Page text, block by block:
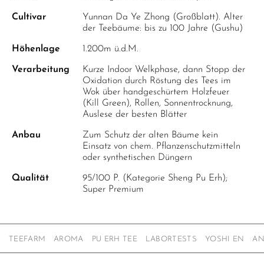
Cultivar
Yunnan Da Ye Zhong (Großblatt). Alter
der Teebäume: bis zu 100 Jahre (Gushu)
Höhenlage 1.200m ü.d.M.
Verarbeitung
Kurze Indoor Welkphase, dann Stopp der
Oxidation durch Röstung des Tees im
Wok über handgeschürtem Holzfeuer
(Kill Green), Rollen, Sonnentrocknung,
Auslese der besten Blätter
Anbau
Zum Schutz der alten Bäume kein
Einsatz von chem. Pflanzenschutzmitteln
oder synthetischen Düngern
Qualität
95/100 P. (Kategorie Sheng Pu Erh);
Super Premium
TEEFARM AROMA PU ERH TEE LABORTESTS YOSHI EN